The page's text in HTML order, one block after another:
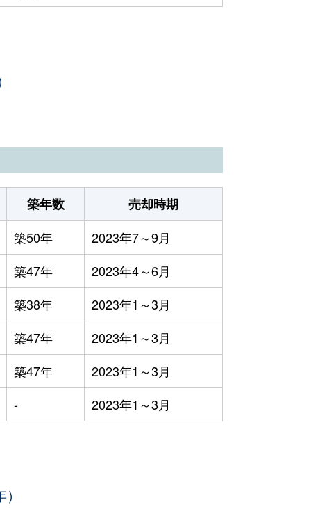
築年数
売却時期
築50年
2023年7～9月
築47年
2023年4～6月
築38年
2023年1～3月
築47年
2023年1～3月
築47年
2023年1～3月
-
2023年1～3月